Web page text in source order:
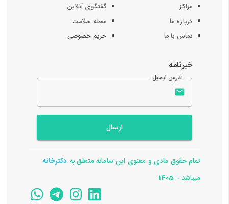
مراکز
درباره ما
تماس با ما
گفتگوی آنلاین
مجله سلامت
حریم خصوصی
خبرنامه
آدرس ایمیل
ارسال
تمام حقوق مادی و معنوی این سامانه متعلق به دکترخانه
میباشد - 1405